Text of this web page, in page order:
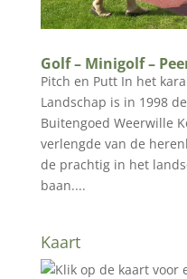
Golf – Minigolf –
Pitch en Putt In het
Landschap is in 1998
Buitengoed Weerwille
verlengde van de
de prachtig in het
baan....
Kaart